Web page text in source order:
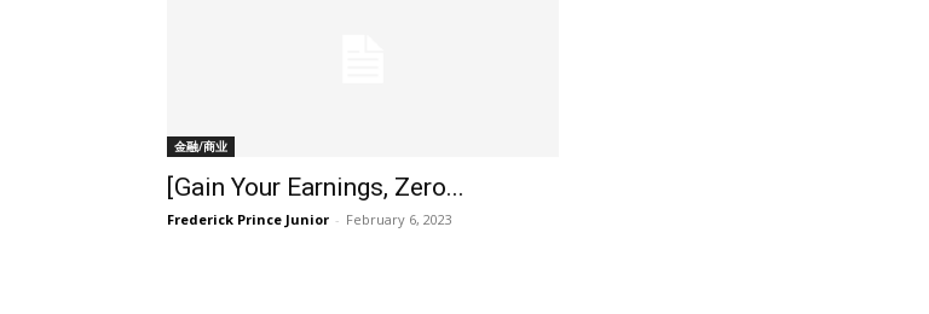
金融/商业
[Gain Your Earnings, Zero...
Frederick Prince Junior - February 6, 2023